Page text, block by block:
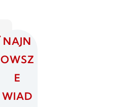
NAJN
OWSZ
E
WIAD